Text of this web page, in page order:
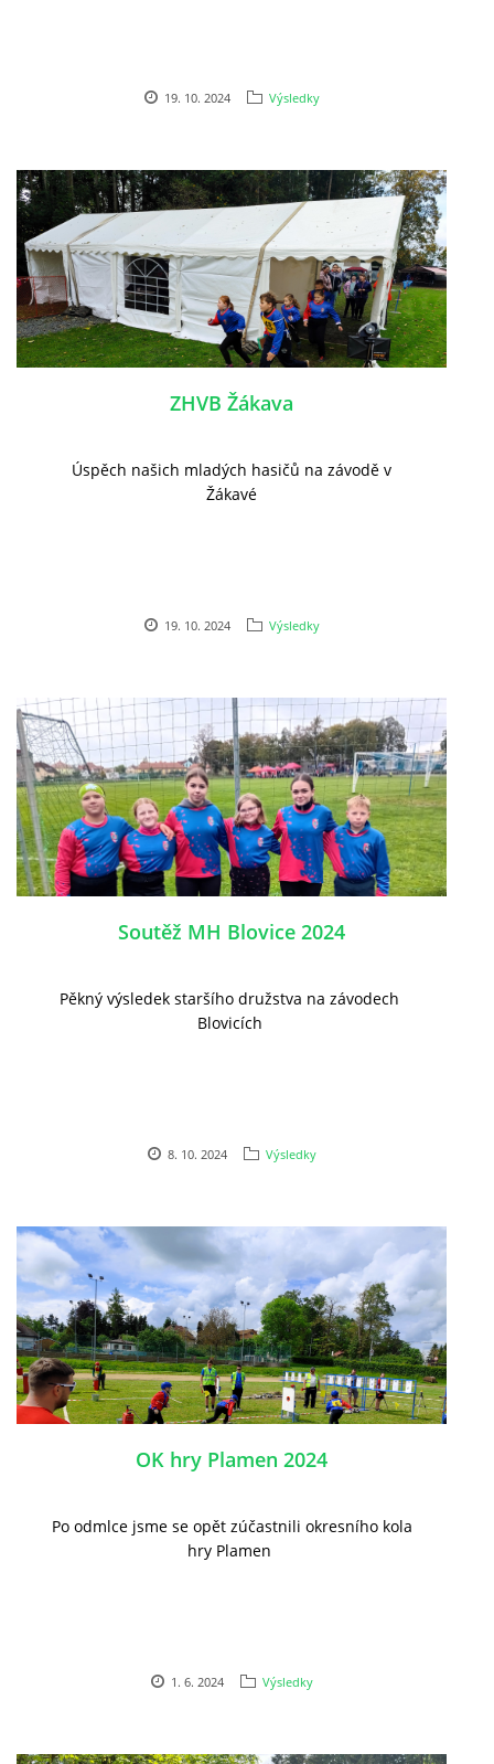
© 2026 eStránky.cz Aktualizováno: 5. 8. 2026
19. 10. 2024 Výsledky
ZHVB Žákava
Úspěch našich mladých hasičů na závodě v
Žákavé
19. 10. 2024 Výsledky
Soutěž MH Blovice 2024
Pěkný výsledek staršího družstva na závodech
Blovicích
8. 10. 2024 Výsledky
OK hry Plamen 2024
Po odmlce jsme se opět zúčastnili okresního kola
hry Plamen
1. 6. 2024 Výsledky